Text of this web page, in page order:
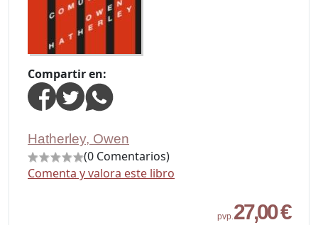
Compartir en:
Hatherley, Owen
(0 Comentarios)
Comenta y valora este libro
pvp.27,00 €